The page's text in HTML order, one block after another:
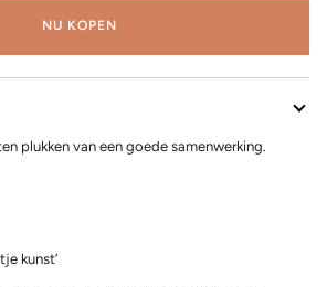
NU KOPEN
plukken van een goede samenwerking.
kunst’